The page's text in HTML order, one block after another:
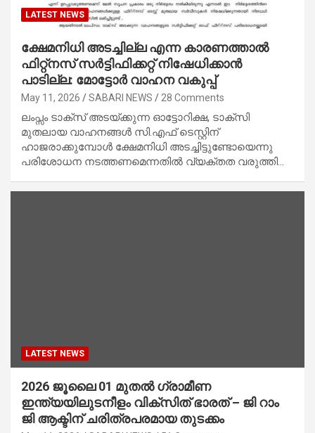
LATEST NEWS
ക്ഷേമനിധി അടച്ചില്ല എന്ന കാരണത്താൽ
ഫിറ്റ്നസ് സർട്ടിഫിക്കറ്റ് നിഷേധിക്കാൻ
പാടില്ല: മോട്ടോർ വാഹന വകുപ്പ്
May 11, 2026 SABARI NEWS 28 Comments
ലംപ്സം ടാക്സ് അടയ്ക്കുന്ന ഓട്ടോറിക്ഷ, ടാക്‌സി
മുതലായ വാഹനങ്ങൾ സി.എഫ് ടെസ്റ്റിന്
ഹാജരാക്കുമ്പോൾ ക്ഷേമനിധി അടച്ചിട്ടുണ്ടോയെന്നു
പരിശോധന നടത്തണമെന്നതിൽ വ്യക്തത വരുത്തി…
LATEST NEWS
2026 ജൂലൈ 01 മുതൽ ഗ്രാമീണ
ഇന്ത്യയിലുടനീളം വിക്സിത് ഭാരത് – ജി റാം
ജി ആക്ടിന് ചരിത്രപരമായ തുടക്കം